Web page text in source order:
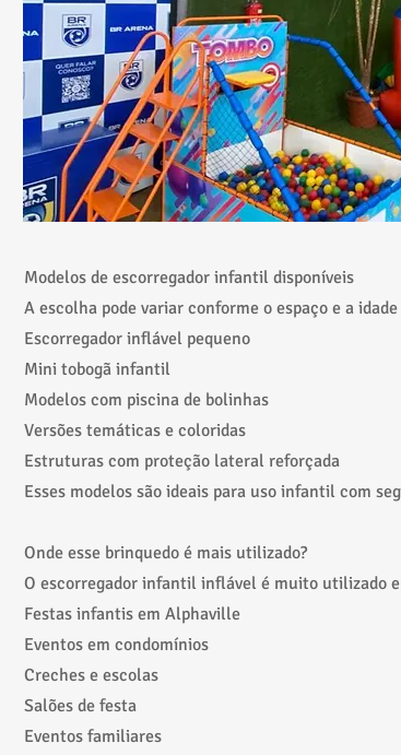
Modelos de escorregador infantil disponíveis
A escolha pode variar conforme o espaço e a
Escorregador inflável pequeno
Mini tobogã infantil
Modelos com piscina de bolinhas
Versões temáticas e coloridas
Estruturas com proteção lateral reforçada
Esses modelos são ideais para uso infantil com
Onde esse brinquedo é mais utilizado?
O escorregador infantil inflável é muito utilizado
Festas infantis em Alphaville
Eventos em condomínios
Creches e escolas
Salões de festa
Eventos familiares